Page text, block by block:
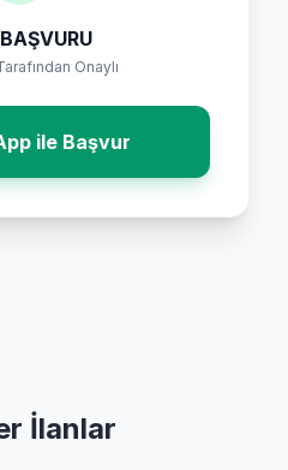
Onaylı
ile Başvur
İlanlar